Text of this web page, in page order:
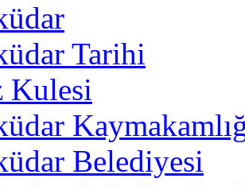
Tarihi
Kulesi
Belediyesi